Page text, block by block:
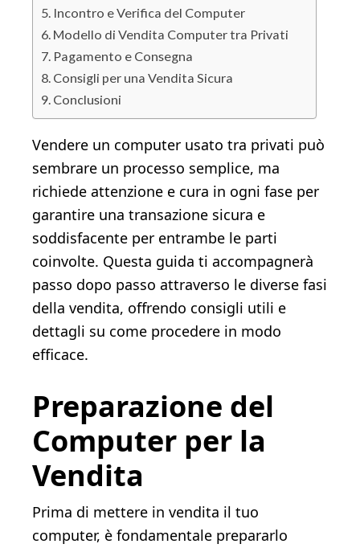
Incontro e Verifica del Computer
Modello di Vendita Computer tra Privati
Pagamento e Consegna
Consigli per una Vendita Sicura
Conclusioni
Vendere un computer usato tra privati può
sembrare un processo semplice, ma
richiede attenzione e cura in ogni fase per
garantire una transazione sicura e
soddisfacente per entrambe le parti
coinvolte. Questa guida ti accompagnerà
passo dopo passo attraverso le diverse fasi
della vendita, offrendo consigli utili e
dettagli su come procedere in modo
efficace.
Preparazione del
Computer per la
Vendita
Prima di mettere in vendita il tuo
computer, è fondamentale prepararlo